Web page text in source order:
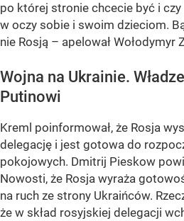
po której stronie chcecie być i
w oczy sobie i swoim dzieciom.
nie Rosją – apelował Wołodymyr
Wojna na Ukrainie.
Putinowi
Kreml poinformował, że Rosja
delegację i jest gotowa do
pokojowych. Dmitrij Pieskow
Nowosti, że Rosja wyraża
na ruch ze strony Ukraińców.
że w skład rosyjskiej delegacji